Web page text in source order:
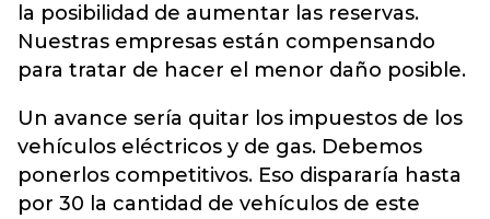
la posibilidad de aumentar las reservas.
Nuestras empresas están compensando
para tratar de hacer el menor daño posible.
Un avance sería quitar los impuestos de los
vehículos eléctricos y de gas. Debemos
ponerlos competitivos. Eso dispararía hasta
por 30 la cantidad de vehículos de este